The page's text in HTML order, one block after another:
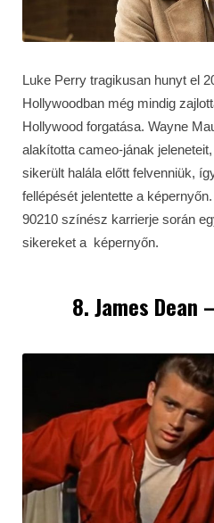
Luke Perry tragikusan hunyt el
Hollywoodban még mindig
Hollywood forgatása. Wayne
alakította cameo-jának
sikerült halála előtt felvenniük,
fellépését jelentette a
90210 színész karrierje során
sikereket a képernyőn.
8. James Dean